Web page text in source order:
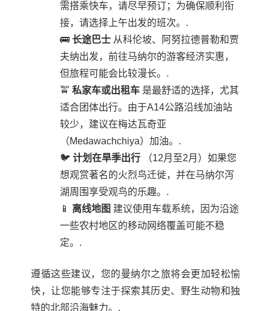
需搭乘快车，请尽早预订；为确保顺利衔
接，请选择上午出发的班次。.
🚌 长途巴士 从科伦坡、阿努拉德普勒和贾
夫纳出发，前往马纳尔的游客经济实惠，
但旅程可能会比较漫长。.
🚖 私家车或出租车 是最舒适的选择，尤其
适合团体出行。由于A14公路沿线加油站
较少，建议在梅达瓦奇亚
（Medawachchiya）加油。.
🐦 计划在旱季出行 （12月至2月）如果您
想观赏著名的火烈鸟迁徙，并在马纳尔泻
湖周围享受观鸟的乐趣。.
📱 离线地图 建议使用车载系统，因为沿途
一些农村地区的移动网络覆盖可能不稳
定。.
遵循这些建议，您的曼纳尔之旅将会更加轻松愉
快，让您能够专注于探索其历史、野生动物和独
特的北部沿海魅力。.